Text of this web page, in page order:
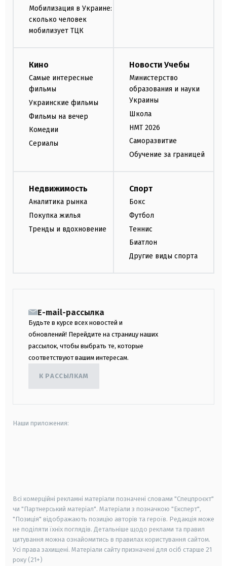
Мобилизация в Украине:
сколько человек
мобилизует ТЦК
Кино
Самые интересные
фильмы
Украинские фильмы
Фильмы на вечер
Комедии
Сериалы
Новости Учебы
Министерство
образования и науки
Украины
Школа
НМТ 2026
Саморазвитие
Обучение за границей
Недвижимость
Аналитика рынка
Покупка жилья
Тренды и вдохновение
Спорт
Бокс
Футбол
Теннис
Биатлон
Другие виды спорта
E-mail-рассылка
Будьте в курсе всех новостей и
обновлений! Перейдите на страницу наших
рассылок, чтобы выбрать те, которые
соответствуют вашим интересам.
К РАССЫЛКАМ
Наши приложения:
Всі комерційні рекламні матеріали позначені словами "Спецпроєкт"
чи "Партнерський матеріал". Матеріали з позначкою "Експерт",
"Позиція" відображають позицію авторів та героїв. Редакція може
не поділяти їхніх поглядів. Детальніше щодо реклами та правил
цитування можна ознайомитись в правилах користування сайтом.
Усі права захищені. Матеріали сайту призначені для осіб старше 21
року (21+)